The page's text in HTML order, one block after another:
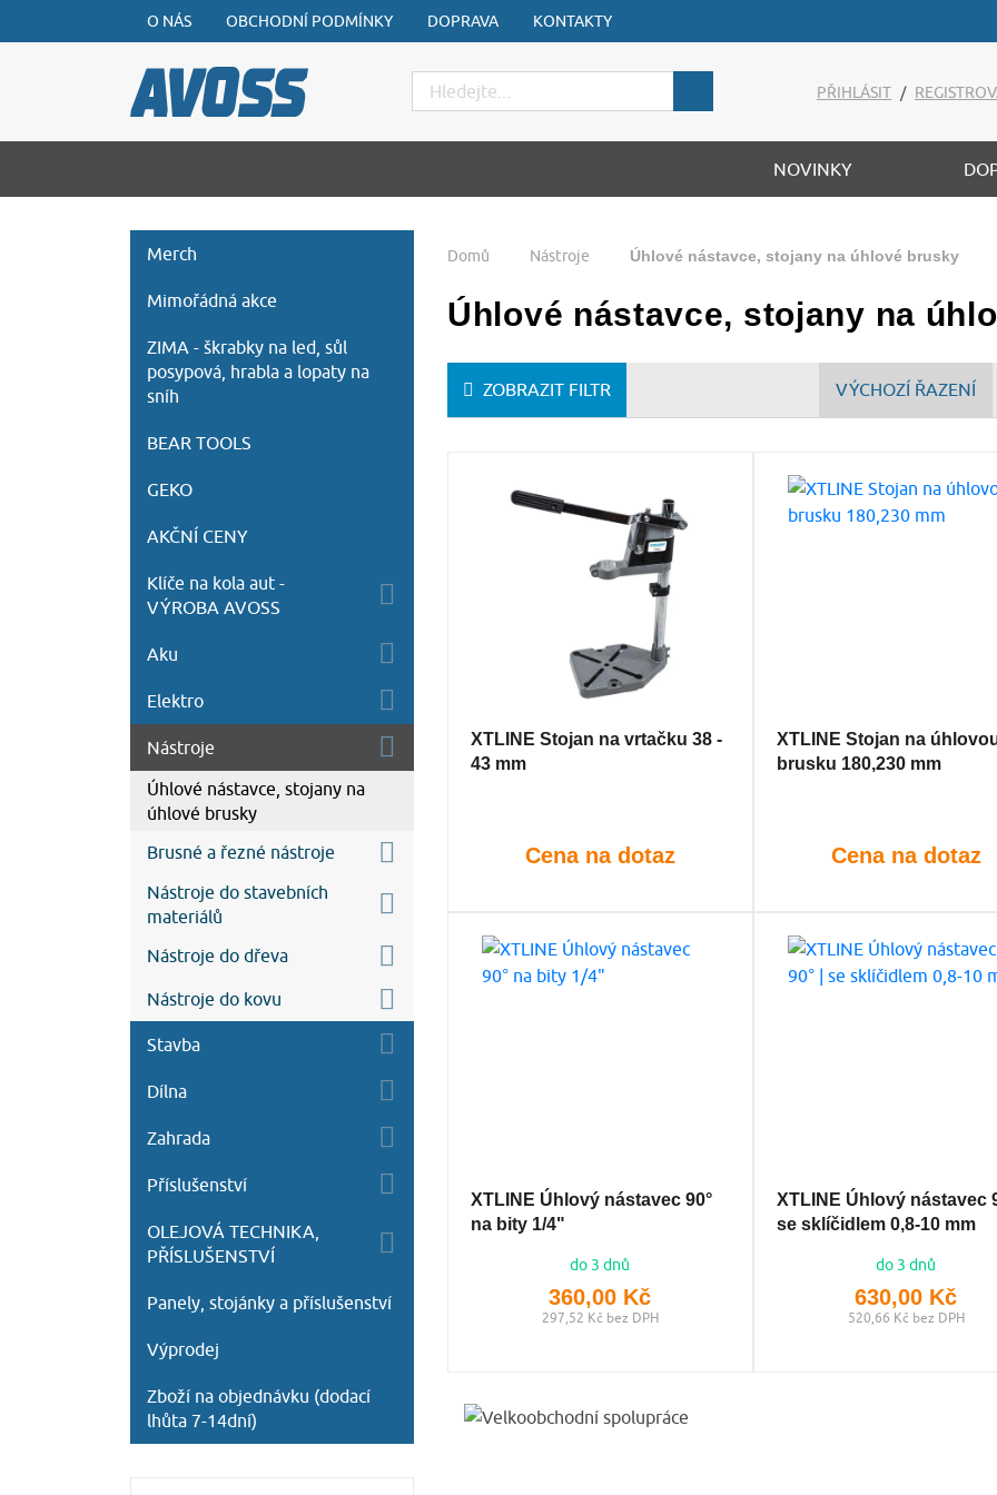
O NÁS OBCHODNÍ PODMÍNKY DOPRAVA KONTAKTY
Hledat PŘIHLÁSIT /
NOVINKY
Merch
Mimořádná akce
ZIMA - škrabky na led, sůl
posypová, hrabla a lopaty na
sníh
BEAR TOOLS
GEKO
AKČNÍ CENY
Klíče na kola aut -
VÝROBA AVOSS
Aku
Elektro
Nástroje
Úhlové nástavce, stojany na
úhlové brusky
Brusné a řezné nástroje
Nástroje do stavebních
materiálů
Nástroje do dřeva
Nástroje do kovu
Stavba
Dílna
Zahrada
Příslušenství
OLEJOVÁ TECHNIKA,
PŘÍSLUŠENSTVÍ
Panely, stojánky a příslušenství
Výprodej
Zboží na objednávku (dodací
lhůta 7-14dní)
Domů Nástroje Úhlové nástavce, stojany na úhlové brusky
Úhlové nástavce, stojany na
ZOBRAZIT FILTR VÝCHOZÍ ŘAZENÍ
XTLINE Stojan na vrtačku 38 -
43 mm
Cena na dotaz
XTLINE Stojan na
brusku 180,230 mm
Cena na dotaz
XTLINE Úhlový nástavec 90°
na bity 1/4"
do 3 dnů
360,00 Kč
297,52 Kč bez DPH
XTLINE Úhlový nástavec
se sklíčidlem 0,8-10 mm
do 3 dnů
630,00 Kč
520,66 Kč bez DPH